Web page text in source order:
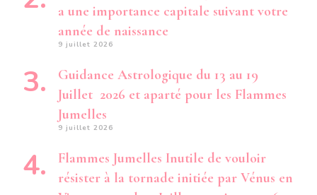
a une importance capitale suivant votre
année de naissance
9 juillet 2026
Guidance Astrologique du 13 au 19
Juillet 2026 et aparté pour les Flammes
Jumelles
9 juillet 2026
Flammes Jumelles Inutile de vouloir
résister à la tornade initiée par Vénus en